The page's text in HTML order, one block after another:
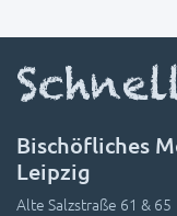
Bischöfliches
Leipzig
Alte Salzstraße 61 & 65